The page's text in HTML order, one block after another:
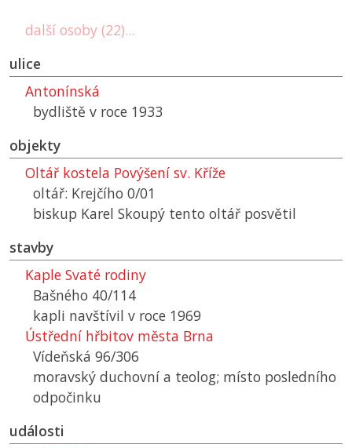
další osoby (22)...
ulice
Antonínská
bydliště v roce 1933
objekty
Oltář kostela Povýšení sv. Kříže
oltář: Krejčího 0/01
biskup Karel Skoupý tento oltář posvětil
stavby
Kaple Svaté rodiny
Bašného 40/114
kapli navštívil v roce 1969
Ústřední hřbitov města Brna
Vídeňská 96/306
moravský duchovní a teolog; místo posledního
odpočinku
události